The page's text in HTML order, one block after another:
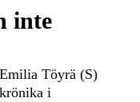
inte
Emilia Töyrä (S)
krönika i